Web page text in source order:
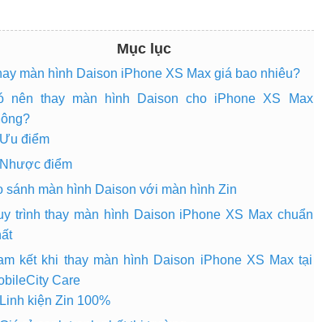
Mục lục
màn hình Daison iPhone XS Max giá bao nhiêu?
nên thay màn hình Daison cho iPhone XS Max
Ưu điểm
Nhược điểm
sánh màn hình Daison với màn hình Zin
trình thay màn hình Daison iPhone XS Max chuẩn
kết khi thay màn hình Daison iPhone XS Max tại
Care
Linh kiện Zin 100%